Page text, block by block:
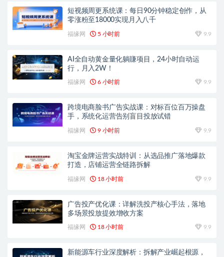
短视频周更系统课：每日90分钟稳定创作，从
零涨粉至18000实现月入八千
福缘网 5 小时前 9.9
AI全自动黄金量化躺賺项目，24小时自动运
行，月入2W！
福缘网 6 小时前 9.9
跨境电商脸书广告实战课：对标百位百万操盘
手，系统化运营告别盲目投放试错
福缘网 9 小时前 9.9
淘宝金牌运营实战特训：从选品推广落地爆款
打造，店铺运营全链路拆解
福缘网 18 小时前 9.9
广告投产优化课：详解洗投产核心手法，落地
多场景投放提效增收方案
福缘网 18 小时前 9.9
新能源车行业深度解析：拆解产业崛起根源，